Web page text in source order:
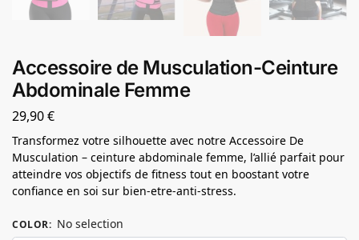
Accessoire de Musculation-Ceinture
Abdominale Femme
29,90€
Transformez votre silhouette avec notre Accessoire De
Musculation – ceinture abdominale femme, l’allié parfait pour
atteindre vos objectifs de fitness tout en boostant votre
confiance en soi sur bien-etre-anti-stress.
COLOR: No selection